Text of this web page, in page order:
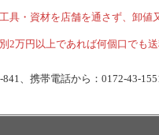
具・資材を店舗を通さず、卸値
2万円以上であれば何個口でも
841、携帯電話から：0172-43-